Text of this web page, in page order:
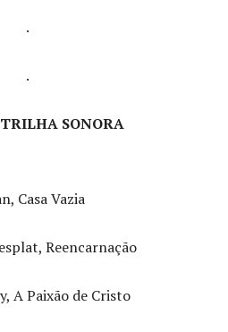
.
.
SONORA
Casa Vazia
Reencarnação
A Paixão de Cristo